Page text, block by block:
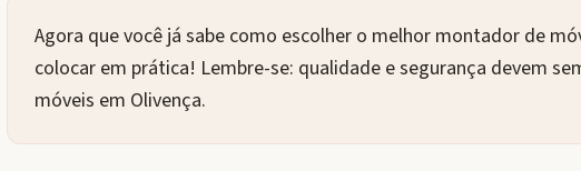
Agora que você já sabe como escolher o melhor montador de
colocar em prática! Lembre-se: qualidade e segurança devem
móveis em Olivença.